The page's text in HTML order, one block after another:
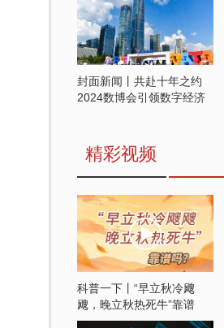
封面新闻丨共赴十年之约
2024数博会引领数字经济
精彩视频
科普一下丨“早立秋冷飕
飕，晚立秋热死牛”靠谱
吗？